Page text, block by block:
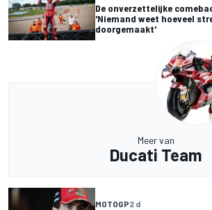
De onverzettelijke
'Niemand weet hoeveel
doorgemaakt'
Meer van
Ducati Team
MOTOGP2 d